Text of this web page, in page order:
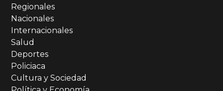
Regionales
Nacionales
Internacionales
Salud
Deportes
Policiaca
Cultura y Sociedad